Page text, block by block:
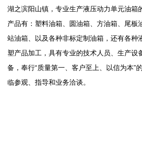
湖之滨阳山镇，专业生产液压动力单元油箱
产品有：塑料油箱、圆油箱、方油箱、尾板
站油箱、以及各种非标定制油箱，还有各种
塑产品加工，具有专业的技术人员、生产设
备，奉行“质量第一、客户至上、以信为本”
临参观、指导和业务洽谈。